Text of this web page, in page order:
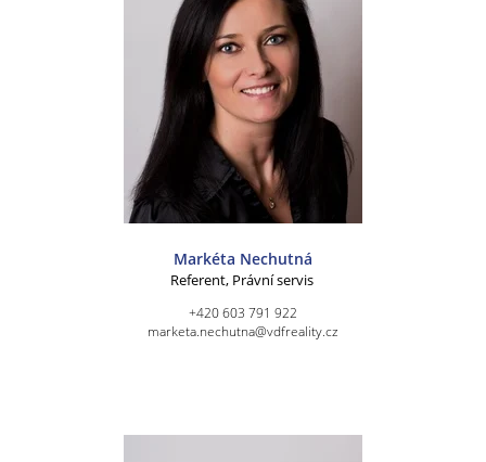
Markéta Nechutná
Referent, Právní servis
+420 603 791 922
marketa.nechutna@vdfreality.cz